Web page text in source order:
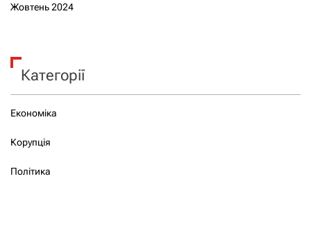
Жовтень 2024
Категорії
Економіка
Корупція
Політика